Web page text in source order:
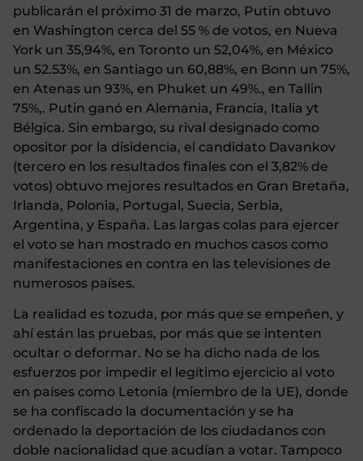
publicarán el próximo 31 de marzo, Putin obtuvo
en Washington cerca del 55 % de votos, en Nueva
York un 35,94%, en Toronto un 52,04%, en México
un 52.53%, en Santiago un 60,88%, en Bonn un 75%,
en Atenas un 93%, en Phuket un 49%., en Tallin
75%,. Putin ganó en Alemania, Francia, Italia yt
Bélgica. Sin embargo, su rival designado como
opositor por la disidencia, el candidato Davankov
(tercero en los resultados finales con el 3,82% de
votos) obtuvo mejores resultados en Gran Bretaña,
Irlanda, Polonia, Portugal, Suecia, Serbia,
Argentina, y España. Las largas colas para ejercer
el voto se han mostrado en muchos casos como
manifestaciones en contra en las televisiones de
numerosos países.
La realidad es tozuda, por más que se empeñen, y
ahí están las pruebas, por más que se intenten
ocultar o deformar. No se ha dicho nada de los
esfuerzos por impedir el legítimo ejercicio al voto
en países como Letonia (miembro de la UE), donde
se ha confiscado la documentación y se ha
ordenado la deportación de los ciudadanos con
doble nacionalidad que acudían a votar. Tampoco